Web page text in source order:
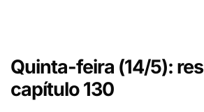
Quinta-feira (14/5):
capítulo 130